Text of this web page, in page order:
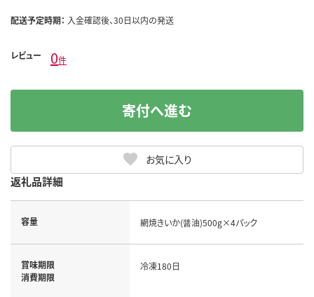
配送予定時期： 入金確認後、30日以内の発送
レビュー 0件
お気に入り
寄付へ進む
返礼品詳細
容量 網焼きいか(醤油)500g×4パック
賞味期限
消費期限
冷凍180日